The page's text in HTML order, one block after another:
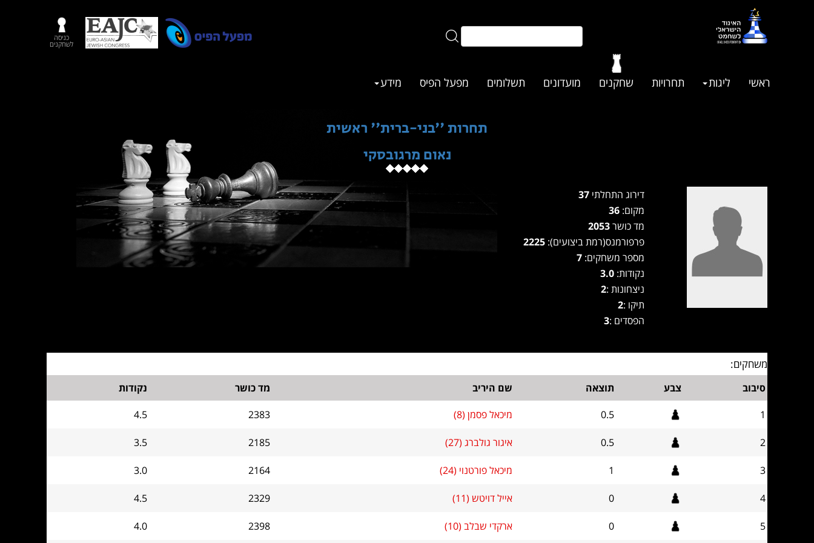
כניסה
לשחקנים
ראשי ליגות תחרויות שחקנים מועדונים תשלומים מפעל הפיס מידע
תחרות ''בני-ברית'' ראשית
נאום מרגובסקי
דירוג התחלתי 37
מקום: 36
מד כושר2053
פרפורמנס(רמת ביצועים): 2225
מספר משחקים: 7
נקודות:3.0
ניצחונות :2
תיקו :2
הפסדים :3
משחקים:
סיבוב צבע תוצאה שם היריב מד כושר
נקודות
1
0.5 מיכאל פסמן (8) 2383
4.5
2
0.5 איגור גולברג (27) 2185
3.5
3
1 מיכאל פורטנוי (24) 2164
3.0
4
0 אייל דויטש (11) 2329
4.5
5
0 ארקדי שבלב (10) 2398
4.0